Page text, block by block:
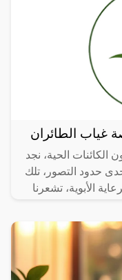
غياب الطائران
الكائنات الحية، نجد
حدود التصور، تلك
الأبوية، تشعرنا